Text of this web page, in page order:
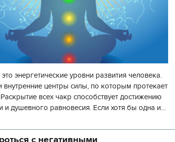
энергетические уровни развития человека.
внутренние центры силы, по которым протекает
всех чакр способствует достижению
и душевного равновесия. Если хотя бы одна и
с негативными